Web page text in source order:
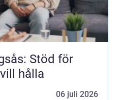
Stöd för
hålla
06 juli 2026